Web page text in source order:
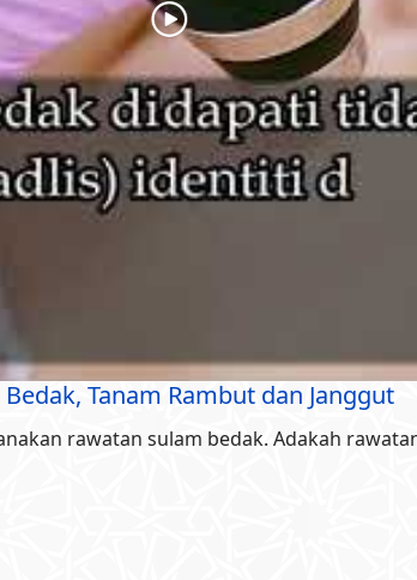
Tanam Rambut dan Janggut
rawatan sulam bedak. Adakah